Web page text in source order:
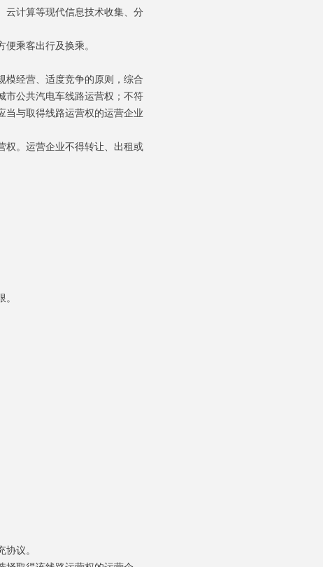
计算等现代信息技术收集、分
乘客出行及换乘。
经营、适度竞争的原则，综合
市公共汽电车线路运营权；不符
当与取得线路运营权的运营企业
。运营企业不得转让、出租或
。
协议。